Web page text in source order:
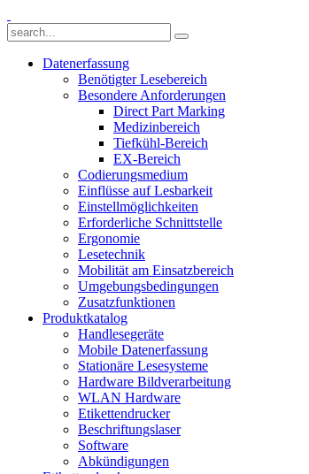
Datenerfassung
Benötigter Lesebereich
Besondere Anforderungen
Direct Part Marking
Medizinbereich
Tiefkühl-Bereich
EX-Bereich
Codierungsmedium
Einflüsse auf Lesbarkeit
Einstellmöglichkeiten
Erforderliche Schnittstelle
Ergonomie
Lesetechnik
Mobilität am Einsatzbereich
Umgebungsbedingungen
Zusatzfunktionen
Produktkatalog
Handlesegeräte
Mobile Datenerfassung
Stationäre Lesesysteme
Hardware Bildverarbeitung
WLAN Hardware
Etikettendrucker
Beschriftungslaser
Software
Abkündigungen